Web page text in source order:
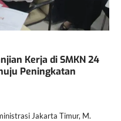
Kerja di SMKN 24
Peningkatan
Jakarta Timur, M.